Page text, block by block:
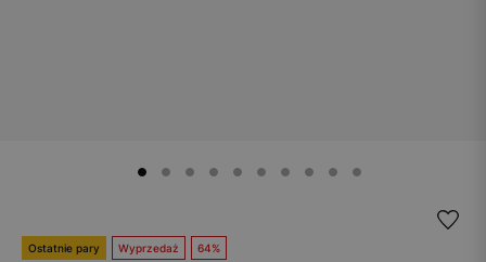
Ostatnie pary Wyprzedaż 64%